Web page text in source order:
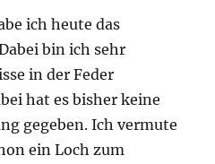
ich heute das
bin ich sehr
in der Feder
hat es bisher keine
gegeben. Ich vermute
ein Loch zum